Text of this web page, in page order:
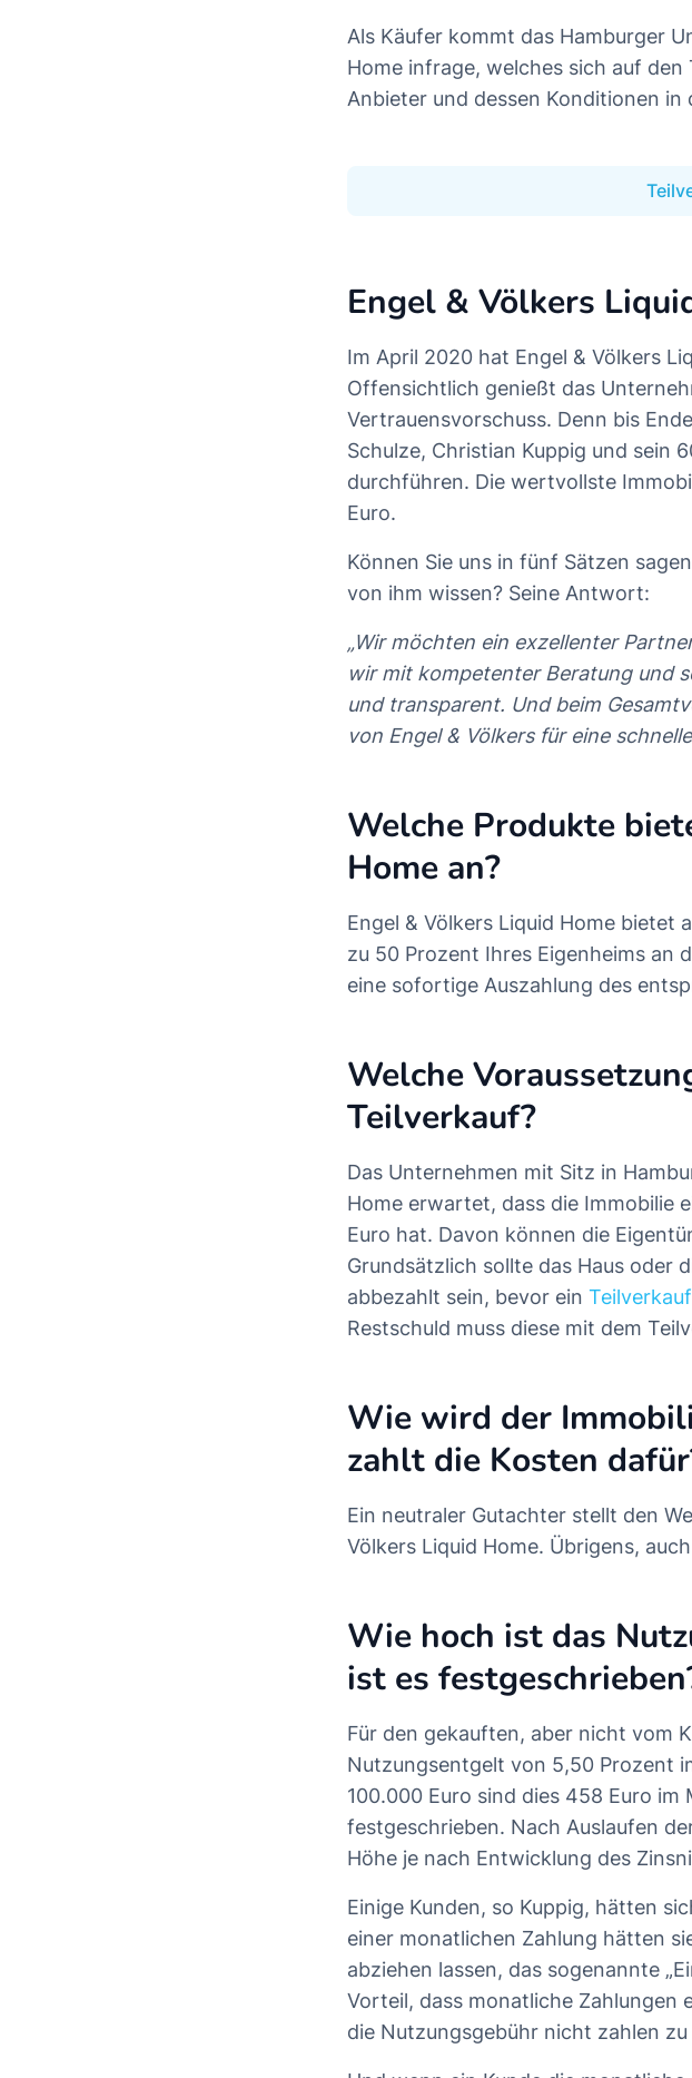
Als Käufer kommt das Hamburger
Home infrage, welches sich auf
Anbieter und dessen Konditionen in
Engel & Völkers
Im April 2020 hat Engel & Völkers
Offensichtlich genießt das
Vertrauensvorschuss. Denn bis
Schulze, Christian Kuppig und sein
durchführen. Die wertvollste
Euro.
Können Sie uns in fünf Sätzen
von ihm wissen? Seine Antwort:
„Wir möchten ein exzellenter
wir mit kompetenter Beratung und
und transparent. Und beim
von Engel & Völkers für eine
Welche Produkte
Home an?
Engel & Völkers Liquid Home bietet
zu 50 Prozent Ihres Eigenheims an
eine sofortige Auszahlung des
Welche
Teilverkauf?
Das Unternehmen mit Sitz in
Home erwartet, dass die Immobilie
Euro hat. Davon können die
Grundsätzlich sollte das Haus oder
abbezahlt sein, bevor ein Teilverkauf
Restschuld muss diese mit dem
Wie wird der
zahlt die Kosten
Ein neutraler Gutachter stellt den
Völkers Liquid Home. Übrigens,
Wie hoch ist das
ist es
Für den gekauften, aber nicht vom
Nutzungsentgelt von 5,50 Prozent
100.000 Euro sind dies 458 Euro
festgeschrieben. Nach Auslaufen
Höhe je nach Entwicklung des
Einige Kunden, so Kuppig, hätten
einer monatlichen Zahlung hätten
abziehen lassen, das sogenannte
Vorteil, dass monatliche Zahlungen
die Nutzungsgebühr nicht zahlen